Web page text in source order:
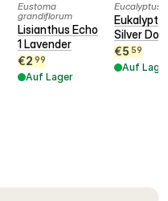
Eustoma
grandiflorum
Lisianthus Echo
1 Lavender
€2 99
Auf Lager
Eucalyptus
Silver
€5 59
Auf